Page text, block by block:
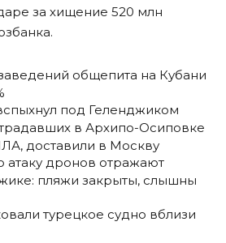
за хищение 520 млн
общепита на Кубани
под Геленджиком
в Архипо-Осиповке
доставили в Москву
дронов отражают
пляжи закрыты, слышны
турецкое судно вблизи